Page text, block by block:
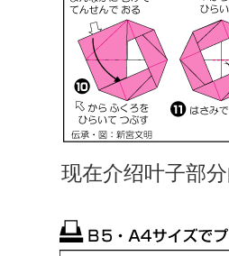
现在介绍叶子部分